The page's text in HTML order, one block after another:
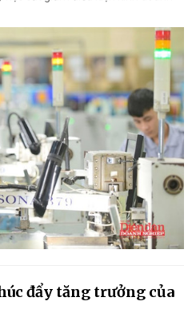
đẩy tăng trưởng của